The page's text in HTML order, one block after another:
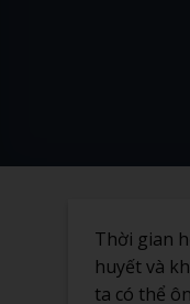
Thời gian
huyết và
ta có thể